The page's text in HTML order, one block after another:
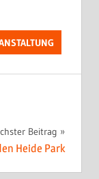
Beitrag
Heide Park